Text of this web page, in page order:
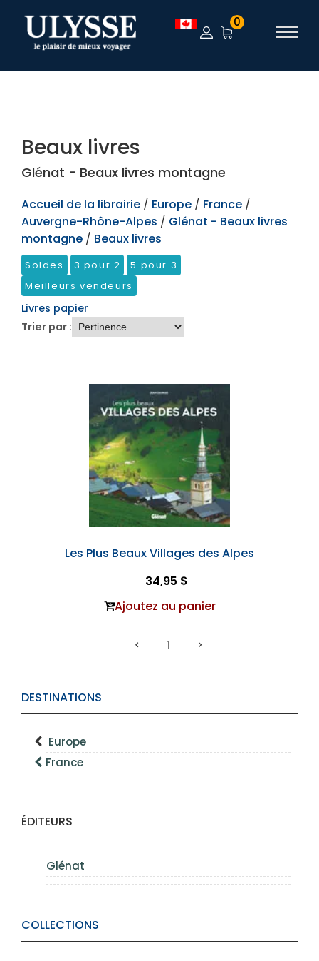
TEST 0
DESTINATIONS
Europe
France
ÉDITEURS
Glénat
COLLECTIONS
Beaux livres
Glénat - Beaux livres montagne
Accueil de la librairie / Europe / France /
Auvergne-Rhône-Alpes / Glénat - Beaux livres
montagne / Beaux livres
Soldes 3 pour 2
5 pour 3
Meilleurs vendeurs
Livres papier
Trier par :
Les Plus Beaux Villages des Alpes
34,95 $
Ajoutez au panier
1